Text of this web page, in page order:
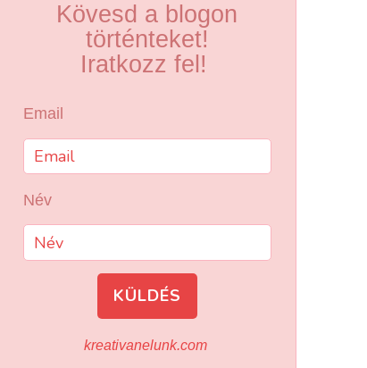
Kövesd a blogon
történteket!
Iratkozz fel!
Email
Név
KÜLDÉS
kreativanelunk.com